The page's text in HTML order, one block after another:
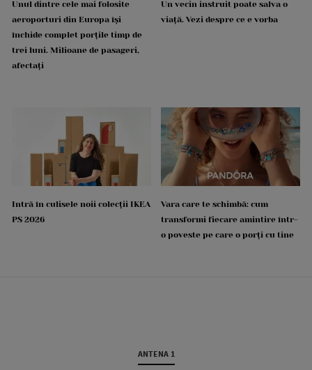
Unul dintre cele mai folosite
aeroporturi din Europa își
închide complet porțile timp de
trei luni. Milioane de pasageri,
afectați
Un vecin instruit poate salva o
viață. Vezi despre ce e vorba
Intră în culisele noii colecții IKEA
PS 2026
Vara care te schimbă: cum
transformi fiecare amintire într-
o poveste pe care o porți cu tine
ANTENA 1